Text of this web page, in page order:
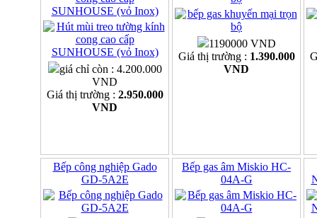
SUNHOUSE (vỏ Inox)
giá chỉ còn : 4.200.000
VND
Giá thị trường : 2.950.000
VND
1190000 VND
Giá thị trường : 1.390.000
VND
Bếp công nghiệp Gado
GD-5A2E
Bếp gas âm Miskio HC-
04A-G